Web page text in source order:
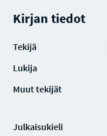
Kirjan tiedot
Tekijä
Lukija
Muut tekijät
Julkaisukieli